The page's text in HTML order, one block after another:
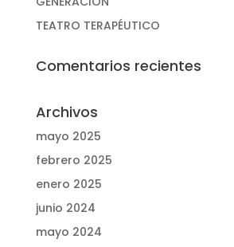
TEATRO TERAPÉUTICO
Comentarios recientes
Archivos
mayo 2025
febrero 2025
enero 2025
junio 2024
mayo 2024